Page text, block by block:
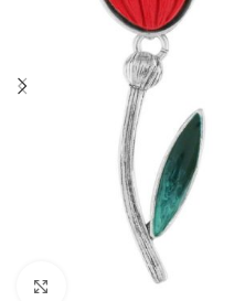
Clicca per espandere